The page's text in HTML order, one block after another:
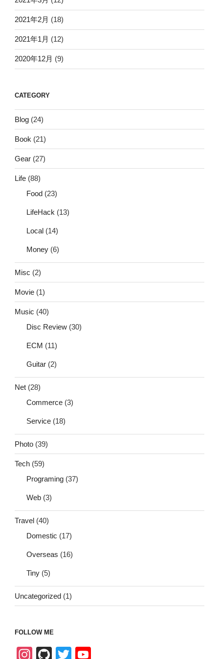
2021年2月 (18)
2021年1月 (12)
2020年12月 (9)
CATEGORY
Blog (24)
Book (21)
Gear (27)
Life (88)
Food (23)
LifeHack (13)
Local (14)
Money (6)
Misc (2)
Movie (1)
Music (40)
Disc Review (30)
ECM (11)
Guitar (2)
Net (28)
Commerce (3)
Service (18)
Photo (39)
Tech (59)
Programing (37)
Web (3)
Travel (40)
Domestic (17)
Overseas (16)
Tiny (5)
Uncategorized (1)
FOLLOW ME
In
Gi T